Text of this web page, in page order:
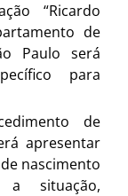
“Ricardo
de
Paulo será
para
de
apresentar
nascimento
situação,